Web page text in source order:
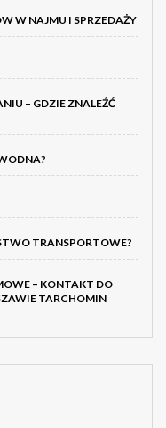
W NAJMU I SPRZEDAŻY
– GDZIE ZNALEŹĆ
TRANSPORTOWE?
– KONTAKT DO
TARCHOMIN